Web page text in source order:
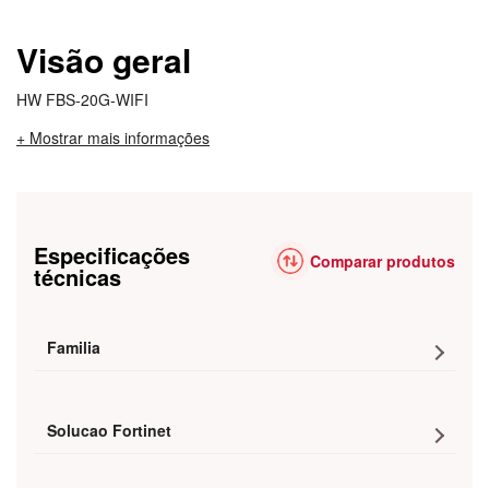
Visão geral
HW FBS-20G-WIFI
+ Mostrar mais informações
Especificações
técnicas Comparar produtos
Familia
Solucao Fortinet